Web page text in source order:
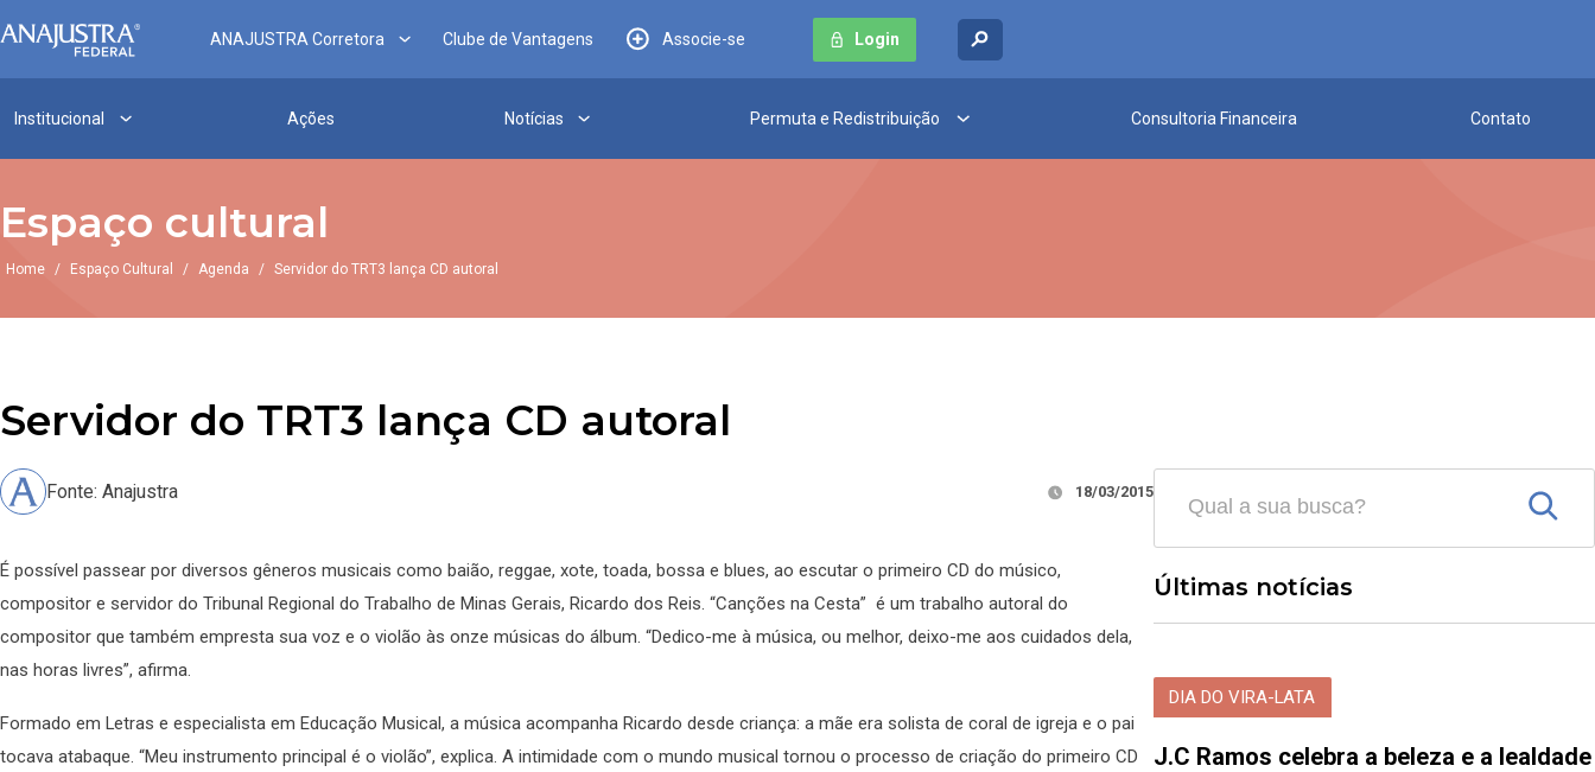
ANAJUSTRA Corretora Clube de Vantagens Associe-se Login
Institucional Ações Notícias Permuta e Redistribuição Consultoria Financeira Contato
Espaço cultural
Home / Espaço Cultural / Agenda / Servidor do TRT3 lança CD autoral
Servidor do TRT3 lança CD autoral
Fonte: Anajustra 18/03/2015
É possível passear por diversos gêneros musicais como baião, reggae, xote, toada, bossa e blues, ao escutar o primeiro CD do músico,
compositor e servidor do Tribunal Regional do Trabalho de Minas Gerais, Ricardo dos Reis. “Canções na Cesta” é um trabalho autoral do
compositor que também empresta sua voz e o violão às onze músicas do álbum. “Dedico-me à música, ou melhor, deixo-me aos cuidados dela,
nas horas livres”, afirma.
Formado em Letras e especialista em Educação Musical, a música acompanha Ricardo desde criança: a mãe era solista de coral de igreja e o pai
tocava atabaque. “Meu instrumento principal é o violão”, explica. A intimidade com o mundo musical tornou o processo de criação do primeiro CD
Últimas notícias
DIA DO VIRA-LATA
J.C Ramos celebra a beleza e a lealdade